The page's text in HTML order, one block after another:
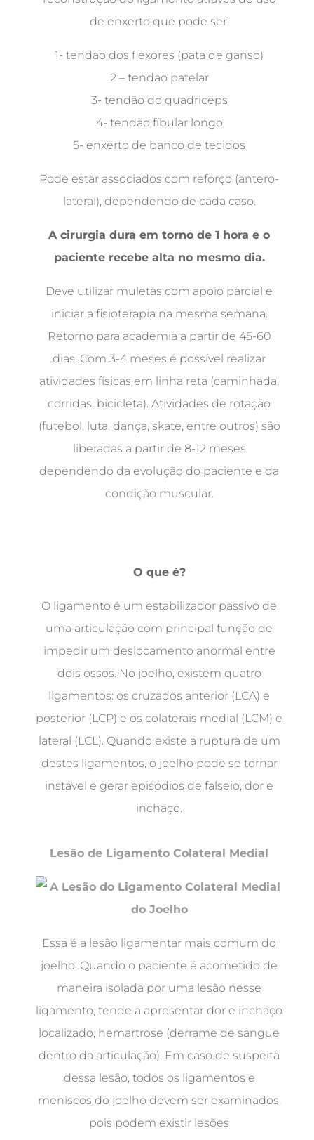
de enxerto que pode ser:
1- tendao dos flexores (pata de ganso)
2 – tendao patelar
3- tendão do quadriceps
4- tendão fíbular longo
5- enxerto de banco de tecidos
Pode estar associados com reforço (antero-
lateral), dependendo de cada caso.
A cirurgia dura em torno de 1 hora e o
paciente recebe alta no mesmo dia.
Deve utilizar muletas com apoio parcial e
iniciar a fisioterapia na mesma semana.
Retorno para academia a partir de 45-60
dias. Com 3-4 meses é possível realizar
atividades físicas em linha reta (caminhada,
corridas, bicicleta). Atividades de rotação
(futebol, luta, dança, skate, entre outros) são
liberadas a partir de 8-12 meses
dependendo da evolução do paciente e da
condição muscular.
O que é?
O ligamento é um estabilizador passivo de
uma articulação com principal função de
impedir um deslocamento anormal entre
dois ossos. No joelho, existem quatro
ligamentos: os cruzados anterior (LCA) e
posterior (LCP) e os colaterais medial (LCM) e
lateral (LCL). Quando existe a ruptura de um
destes ligamentos, o joelho pode se tornar
instável e gerar episódios de falseio, dor e
inchaço.
Lesão de Ligamento Colateral Medial
Essa é a lesão ligamentar mais comum do
joelho. Quando o paciente é acometido de
maneira isolada por uma lesão nesse
ligamento, tende a apresentar dor e inchaço
localizado, hemartrose (derrame de sangue
dentro da articulação). Em caso de suspeita
dessa lesão, todos os ligamentos e
meniscos do joelho devem ser examinados,
pois podem existir lesões